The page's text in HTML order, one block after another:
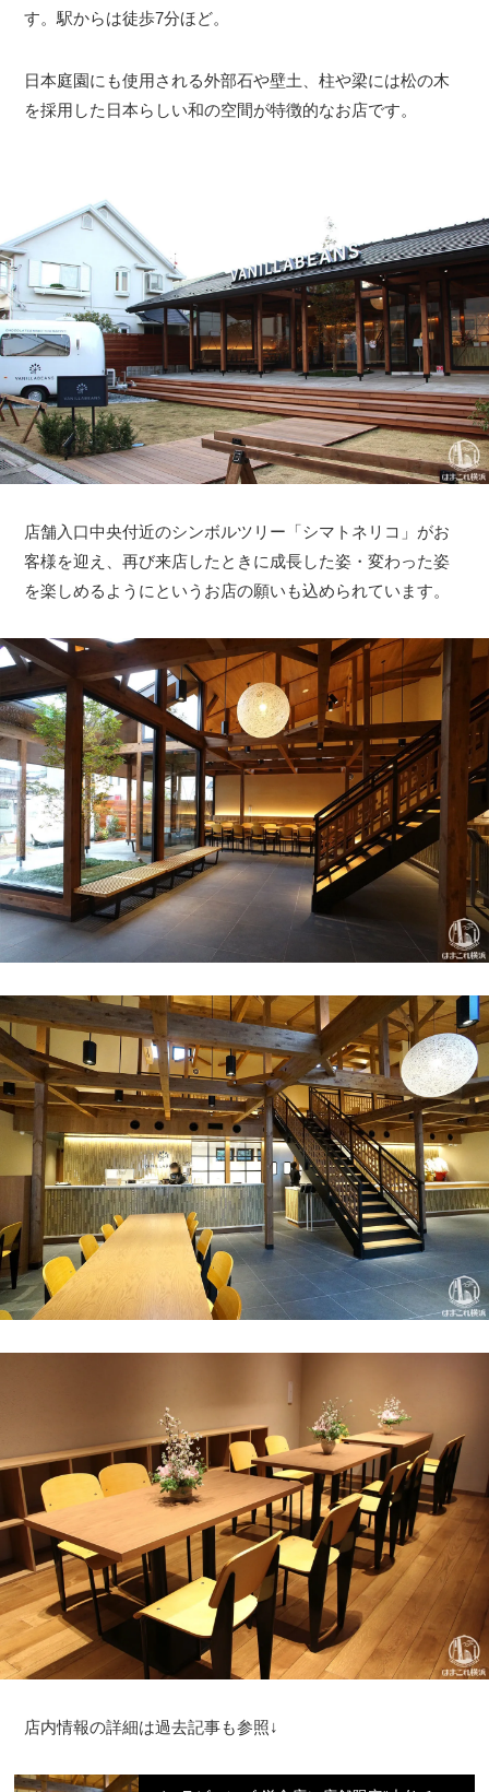
す。駅からは徒歩7分ほど。
日本庭園にも使用される外部石や壁土、柱や梁には松の木
を採用した日本らしい和の空間が特徴的なお店です。
店舗入口中央付近のシンボルツリー「シマトネリコ」がお
客様を迎え、再び来店したときに成長した姿・変わった姿
を楽しめるようにというお店の願いも込められています。
店内情報の詳細は過去記事も参照↓